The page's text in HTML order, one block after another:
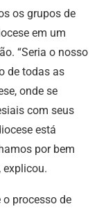
os grupos de
em um
“Seria o nosso
de todas as
onde se
com seus
está
por bem
explicou.
processo de